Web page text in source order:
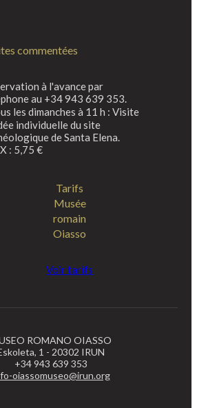
commentées
à l'avance par
au +34 943 639 353.
les dimanches à 11 h : Visite
individuelle du site
de Santa Elena.
: 5,75 €
Tarifs
Musée
romain
Oiasso
Voir tarifs
ROMANO OIASSO
1 - 20302 IRUN
+34 943 639 353
oiassomuseo@irun.org